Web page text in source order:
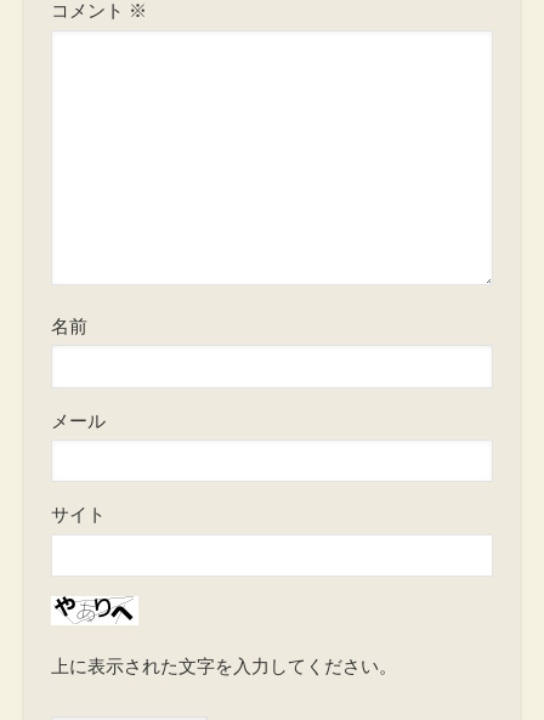
コメント ※
名前
メール
サイト
上に表示された文字を入力してください。